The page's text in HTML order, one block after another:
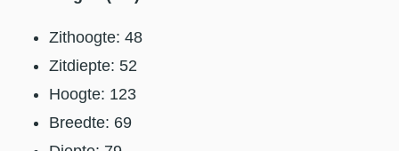
Zithoogte: 48
Zitdiepte: 52
Hoogte: 123
Breedte: 69